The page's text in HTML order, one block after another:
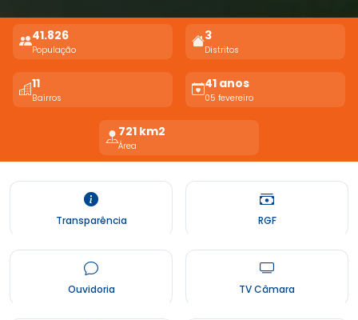
41.826
População
3
Distritos
11
Bairros
41 anos
05 fevereiro
721 km2
Área
Transparência RGF
Ouvidoria TV Câmara